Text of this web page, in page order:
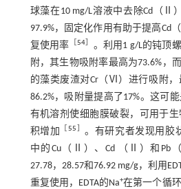
球藻在10 mg/L溶液中去除Cd（Ⅱ
97.9%，固定化作用有助于提高Cd
复使用率
54］ 。利用1 g/L的钝顶
附，其生物吸附率最高为73.6%，
的藻类废渣对Cr（Ⅵ）进行吸附，
86.2%，吸附量提高了17%。这可
有机溶剂使细胞膜破裂，可用于
积增加
［55
。有研究者发现用胶
中的Cu（Ⅱ）、Cd （Ⅱ）和Pb
27.78，28.57和76.92 mg/g，利用
重复使用，EDTA的Na+在第一个循